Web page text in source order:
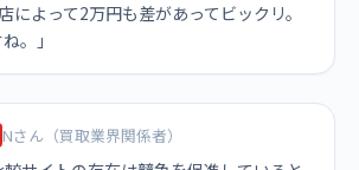
によって2万円も差があってビックリ。
。」
Nさん（買取業界関係者）